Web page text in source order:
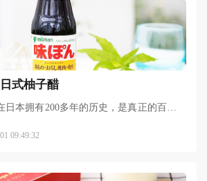
式柚子醋
本拥有200多年的历史，是真正的百年老
万能调味料”。这款柚子醋在日本畅销了
09:49:32